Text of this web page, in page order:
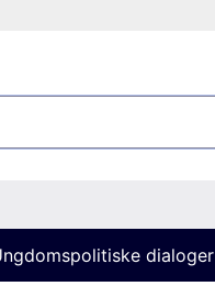
dialoger